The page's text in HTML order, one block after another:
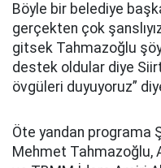
Böyle bir belediye
gerçekten çok
gitsek Tahmazoğlu
destek oldular diye
övgüleri duyuyoruz”
Öte yandan programa
Mehmet Tahmazoğlu,